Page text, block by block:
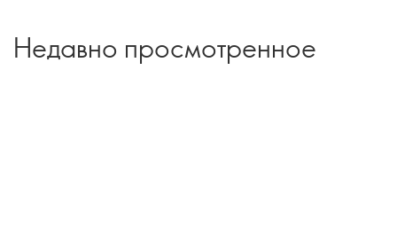
Недавно просмотренное